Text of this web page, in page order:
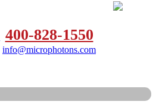
400-828-1550
info@microphotons.com